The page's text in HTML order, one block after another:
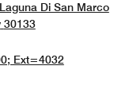
Di San Marco
30133Opens In New
Ext=4032